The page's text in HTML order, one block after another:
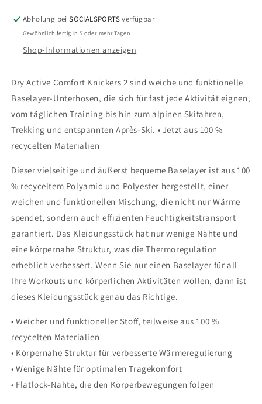
lange
Unterhose
lange
Unterhose
Abholung beiSOCIALSPORTSverfügbar
Gewöhnlich fertig in 5 oder mehr Tagen
Shop-Informationen anzeigen
Dry Active Comfort Knickers 2 sind weiche und funktionelle
Baselayer-Unterhosen, die sich für fast jede Aktivität eignen,
vom täglichen Training bis hin zum alpinen Skifahren,
Trekking und entspannten Après-Ski. • Jetzt aus 100 %
recycelten Materialien
Dieser vielseitige und äußerst bequeme Baselayer ist aus 100
% recyceltem Polyamid und Polyester hergestellt, einer
weichen und funktionellen Mischung, die nicht nur Wärme
spendet, sondern auch effizienten Feuchtigkeitstransport
garantiert. Das Kleidungsstück hat nur wenige Nähte und
eine körpernahe Struktur, was die Thermoregulation
erheblich verbessert. Wenn Sie nur einen Baselayer für all
Ihre Workouts und körperlichen Aktivitäten wollen, dann ist
dieses Kleidungsstück genau das Richtige.
• Weicher und funktioneller Stoff, teilweise aus 100 %
recycelten Materialien
• Körpernahe Struktur für verbesserte Wärmeregulierung
• Wenige Nähte für optimalen Tragekomfort
• Flatlock-Nähte, die den Körperbewegungen folgen